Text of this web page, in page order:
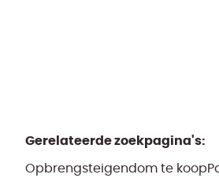
Gerelateerde zoekpagina's:
Opbrengsteigendom te koop